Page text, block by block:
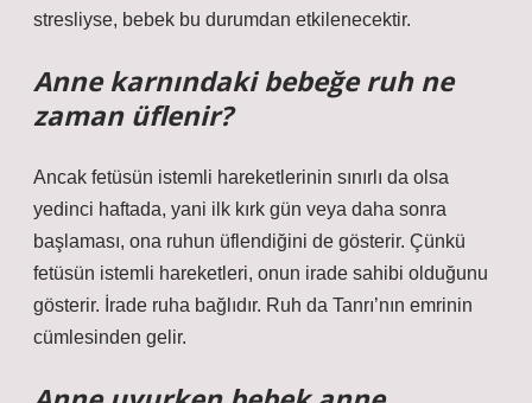
stresliyse, bebek bu durumdan etkilenecektir.
Anne karnındaki bebeğe ruh ne
zaman üflenir?
Ancak fetüsün istemli hareketlerinin sınırlı da olsa
yedinci haftada, yani ilk kırk gün veya daha sonra
başlaması, ona ruhun üflendiğini de gösterir. Çünkü
fetüsün istemli hareketleri, onun irade sahibi olduğunu
gösterir. İrade ruha bağlıdır. Ruh da Tanrı’nın emrinin
cümlesinden gelir.